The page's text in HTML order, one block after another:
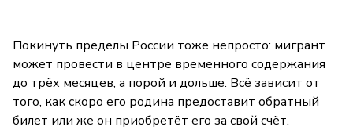
Покинуть пределы России тоже непросто: мигрант
может провести в центре временного содержания
до трёх месяцев, а порой и дольше. Всё зависит от
того, как скоро его родина предоставит обратный
билет или же он приобретёт его за свой счёт.